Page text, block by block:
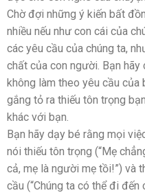
Chờ đợi những ý kiến bất
nhiều nếu như con cái của
các yêu cầu của chúng ta,
chất của con người. Bạn
không làm theo yêu cầu của
gắng tỏ ra thiếu tôn trọng
khác với bạn.
Bạn hãy dạy bé rằng mọi
nói thiếu tôn trọng (“Mẹ
cả, mẹ là người mẹ tồi!”) và
cầu (“Chúng ta có thể đi